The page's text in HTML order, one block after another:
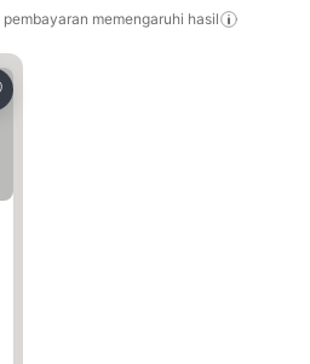
pembayaran memengaruhi hasil
ke favorit